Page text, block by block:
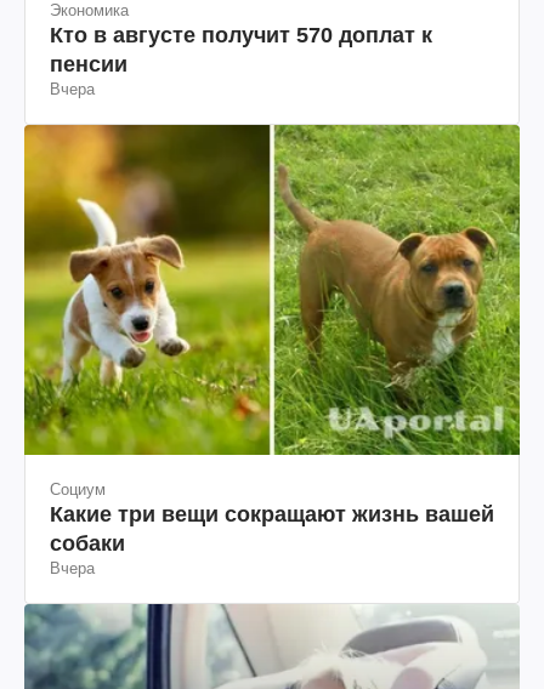
Экономика
Кто в августе получит 570 доплат к
пенсии
Вчера
Социум
Какие три вещи сокращают жизнь вашей
собаки
Вчера